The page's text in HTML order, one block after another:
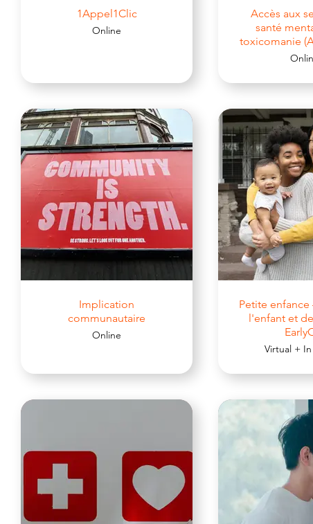
1Appel1Clic
Online
Accès aux
santé
toxicomanie
Implication
communautaire
Online
Petite enfance
l'enfant et
Virtual +